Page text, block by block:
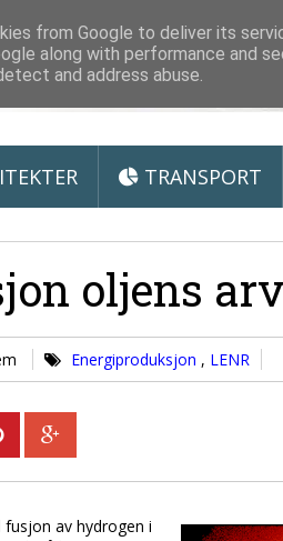
&
TRANSPORT
oljens
Energiproduksjon , LENR
av hydrogen i
from Google to deliver its
along with performance and
and address abuse.